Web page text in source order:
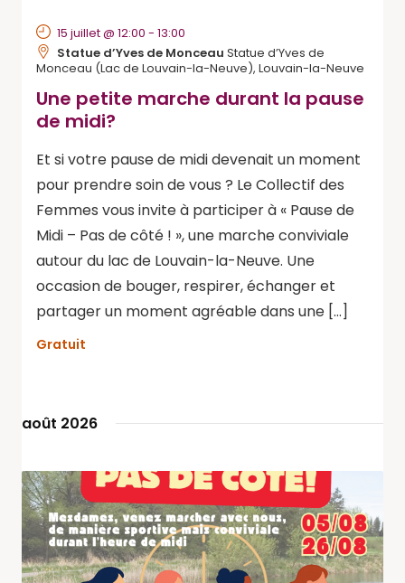
Une petite marche durant la pause
de midi?
15 juillet @ 12:00 - 13:00
Statue d’Yves de Monceau Statue d’Yves de
Monceau (Lac de Louvain-la-Neuve), Louvain-la-Neuve
Et si votre pause de midi devenait un moment
pour prendre soin de vous ? Le Collectif des
Femmes vous invite à participer à « Pause de
Midi – Pas de côté ! », une marche conviviale
autour du lac de Louvain-la-Neuve. Une
occasion de bouger, respirer, échanger et
partager un moment agréable dans une […]
Gratuit
août 2026